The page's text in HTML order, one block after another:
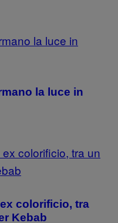
la luce in
colorificio, tra
Kebab